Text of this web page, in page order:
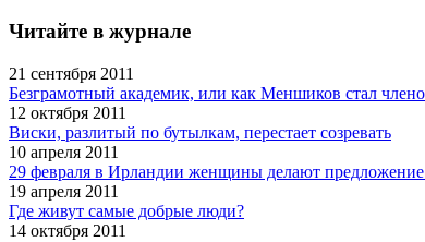
Читайте в журнале
21 сентября 2011
Безграмотный академик, или как Меншиков стал
12 октября 2011
Виски, разлитый по бутылкам, перестает созревать
10 апреля 2011
29 февраля в Ирландии женщины делают
19 апреля 2011
Где живут самые добрые люди?
14 октября 2011